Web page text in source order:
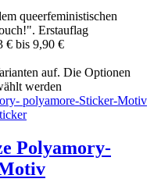
queerfeministischen
Erstauflag
€ bis 9,90 €
auf. Die Optionen
werden
Polyamory-